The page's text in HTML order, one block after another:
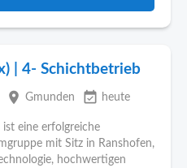
| 4- Schichtbetrieb
place Gmunden event_available heute
ist eine erfolgreiche
mit Sitz in Ranshofen,
hochwertigen